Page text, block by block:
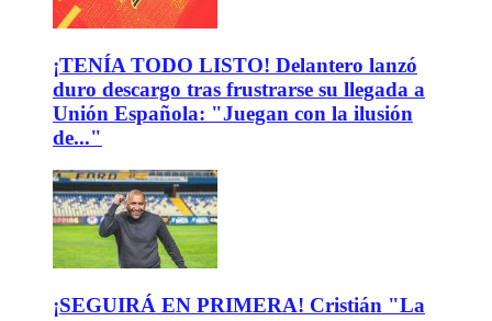
¡TENÍA TODO LISTO! Delantero lanzó
duro descargo tras frustrarse su llegada a
Unión Española: "Juegan con la ilusión
de..."
¡SEGUIRÁ EN PRIMERA! Cristián "La